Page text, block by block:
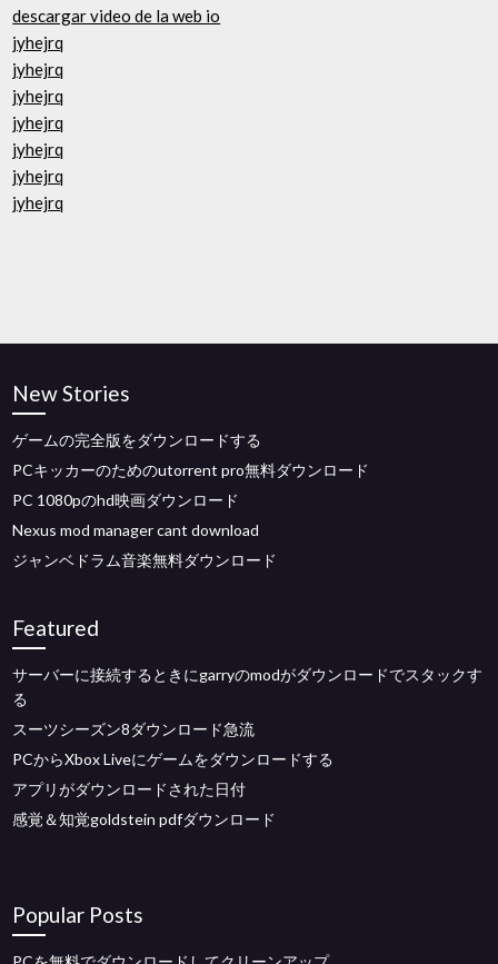
descargar video de la web io
jyhejrq
jyhejrq
jyhejrq
jyhejrq
jyhejrq
jyhejrq
jyhejrq
New Stories
ゲームの完全版をダウンロードする
PCキッカーのためのutorrent pro無料ダウンロード
PC 1080pのhd映画ダウンロード
Nexus mod manager cant download
ジャンベドラム音楽無料ダウンロード
Featured
サーバーに接続するときにgarryのmodがダウンロードでスタックす
る
スーツシーズン8ダウンロード急流
PCからXbox Liveにゲームをダウンロードする
アプリがダウンロードされた日付
感覚＆知覚goldstein pdfダウンロード
Popular Posts